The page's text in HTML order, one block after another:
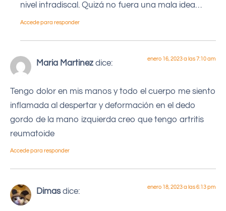
nivel intradiscal. Quizá no fuera una mala idea…
Accede para responder
Maria Martinez dice: enero 16, 2023 a las 7:10 am
Tengo dolor en mis manos y todo el cuerpo me siento
inflamada al despertar y deformación en el dedo
gordo de la mano izquierda creo que tengo artritis
reumatoide
Accede para responder
Dimas dice: enero 18, 2023 a las 6:13 pm